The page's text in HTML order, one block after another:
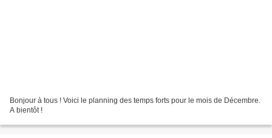
Bonjour à tous ! Voici le planning des temps forts pour le mois de Décembre.
A bientôt !